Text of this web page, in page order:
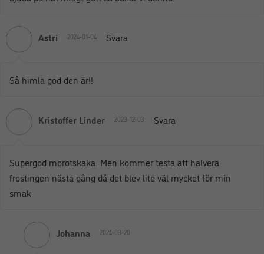
Astri 2024-01-04 Svara
Så himla god den är!!
Kristoffer Linder 2023-12-03 Svara
Supergod morotskaka. Men kommer testa att halvera
frostingen nästa gång då det blev lite väl mycket för min
smak
Johanna 2024-03-20